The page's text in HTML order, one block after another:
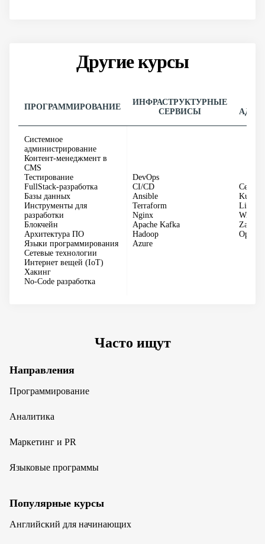
Другие курсы
ПРОГРАММИРОВАНИЕ
ИНФРАСТРУКТУРНЫЕ
СЕРВИСЫ
Системное
администрирование
Контент-менеджмент в
CMS
Тестирование
FullStack-разработка
Базы данных
Инструменты для
разработки
Блокчейн
Архитектура ПО
Языки программирования
Сетевые технологии
Интернет вещей (IoT)
Хакинг
No-Code разработка
DevOps
CI/CD
Ansible
Terraform
Nginx
Apache Kafka
Hadoop
Azure
CentOS
Linux
Zabbix
Часто ищут
Направления
Программирование
Аналитика
Маркетинг и PR
Языковые программы
Популярные курсы
Английский для начинающих